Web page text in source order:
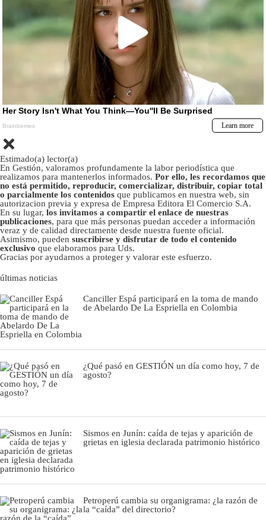
Estimado(a) lector(a)
En Gestión, valoramos profundamente la labor periodística que
realizamos para mantenerlos informados. Por ello, les recordamos que
no está permitido, reproducir, comercializar, distribuir, copiar total
o parcialmente los contenidos que publicamos en nuestra web, sin
autorizacion previa y expresa de Empresa Editora El Comercio S.A.
En su lugar, los invitamos a compartir el enlace de nuestras
publicaciones, para que más personas puedan acceder a información
veraz y de calidad directamente desde nuestra fuente oficial.
Asimismo, pueden suscribirse y disfrutar de todo el contenido
exclusivo que elaboramos para Uds.
Gracias por ayudarnos a proteger y valorar este esfuerzo.
últimas noticias
Canciller Espá participará en la toma de mando
de Abelardo De La Espriella en Colombia
¿Qué pasó en GESTIÓN un día como hoy, 7 de
agosto?
Sismos en Junín: caída de tejas y aparición de
grietas en iglesia declarada patrimonio histórico
Petroperú cambia su organigrama: ¿la razón de
la “caída” del directorio?